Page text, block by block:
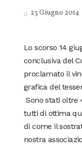
23 Giugno 2014
Lo scorso 14
conclusiva del
proclamato il
grafica del
Sono stati oltre
tutti di ottima
di come il
nostra